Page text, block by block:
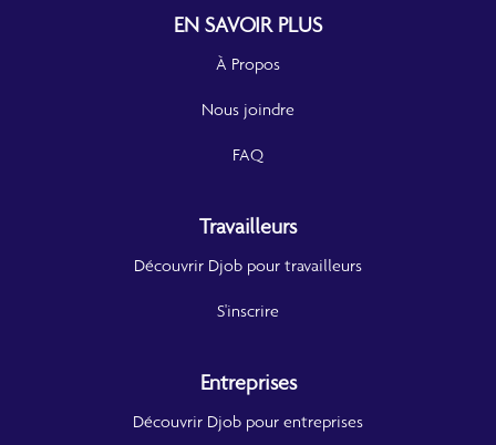
EN SAVOIR PLUS
À Propos
Nous joindre
FAQ
Travailleurs
Découvrir Djob pour travailleurs
S'inscrire
Entreprises
Découvrir Djob pour entreprises